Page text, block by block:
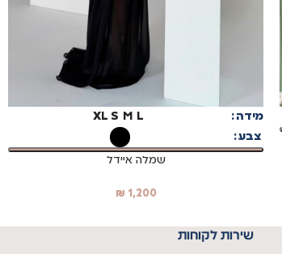
בחר אפשרויות
מידה L
M
S
XL
צבע
שמלה איידל
₪ 1,200
שירות לקוחות